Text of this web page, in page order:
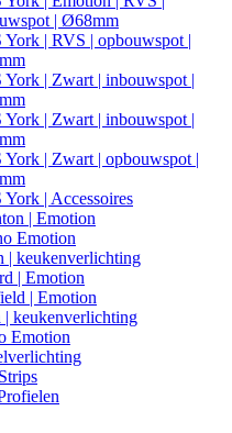
| Ø68mm
| RVS | opbouwspot |
| Zwart | inbouwspot |
| Zwart | inbouwspot |
| Zwart | opbouwspot |
| Accessoires
| Emotion
Emotion
| keukenverlichting
| Emotion
| Emotion
keukenverlichting
Emotion